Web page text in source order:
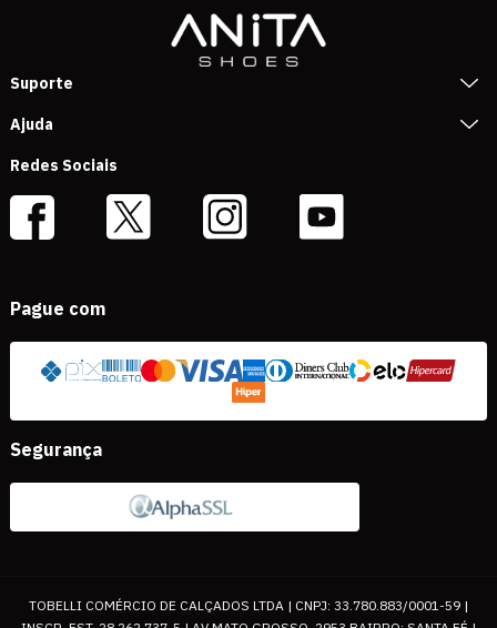
Suporte
Ajuda
Redes Sociais
Pague com
Segurança
TOBELLI COMÉRCIO DE CALÇADOS LTDA | CNPJ: 33.780.883/0001-59 |